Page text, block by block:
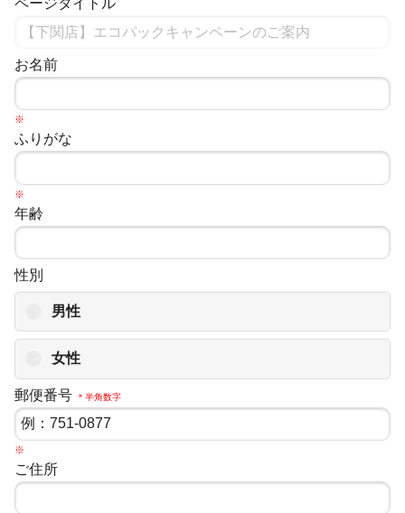
ページタイトル
お名前
※
ふりがな
※
年齢
性別
男性
女性
郵便番号 ＊半角数字
※
ご住所